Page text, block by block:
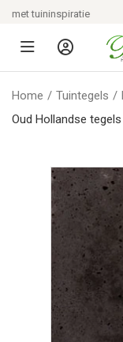
Home / Tuintegels /
Oud Hollandse